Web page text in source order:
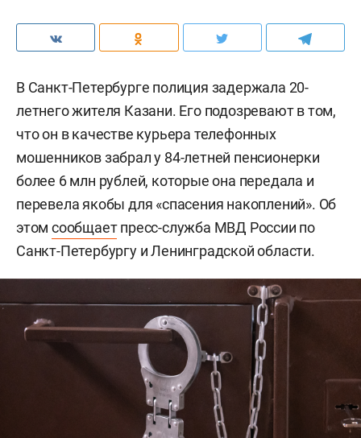
В Санкт-Петербурге полиция задержала 20-
летнего жителя Казани. Его подозревают в том,
что он в качестве курьера телефонных
мошенников забрал у 84-летней пенсионерки
более 6 млн рублей, которые она передала и
перевела якобы для «спасения накоплений». Об
этом сообщаетпресс-служба МВД России по
Санкт-Петербургу и Ленинградской области.